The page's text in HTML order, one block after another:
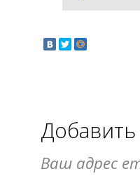
Ваш адрес